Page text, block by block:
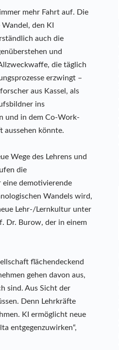
mehr Fahrt auf. Die
den KI
auch die
und
die täglich
erzwingt –
aus Kassel, als
ins
und in dem Co-Work-
aussehen könnte.
Wege des Lehrens und
die
demotivierende
Wandels wird,
Lehr-/Lernkultur unter
Dr. Burow, der in einem
flächendeckend
gehen davon aus,
sind. Aus Sicht der
Denn Lehrkräfte
KI ermöglicht neue
entgegenzuwirken“,